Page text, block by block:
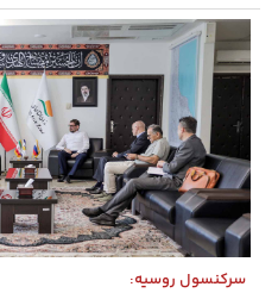
سرکنسول روسیه: